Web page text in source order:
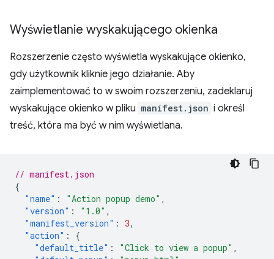
Wyświetlanie wyskakującego okienka
Rozszerzenie często wyświetla wyskakujące okienko,
gdy użytkownik kliknie jego działanie. Aby
zaimplementować to w swoim rozszerzeniu, zadeklaruj
wyskakujące okienko w pliku manifest.json i określ
treść, która ma być w nim wyświetlana.
// manifest.json
{
"name" : "Action popup demo" ,
"version" : "1.0" ,
"manifest_version" : 3,
"action" :
{
"default_title" : "Click to view a popup" ,